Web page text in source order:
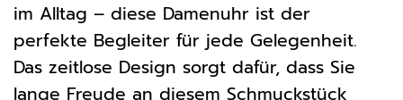
im Alltag – diese Damenuhr ist der
perfekte Begleiter für jede Gelegenheit.
Das zeitlose Design sorgt dafür, dass Sie
lange Freude an diesem Schmuckstück